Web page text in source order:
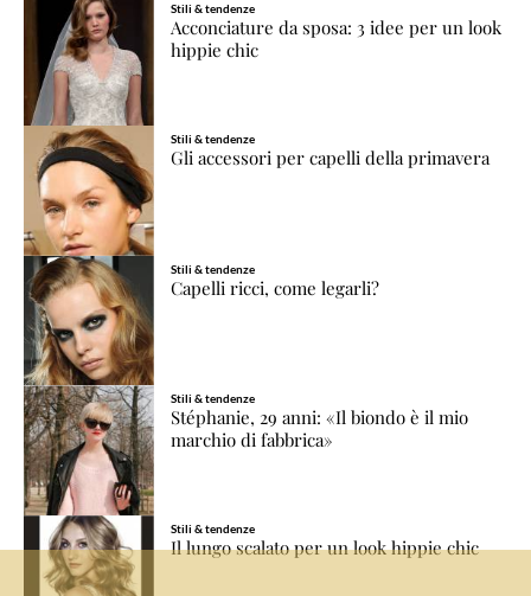
Stili & tendenze
Acconciature da sposa: 3 idee per un look
hippie chic
Stili & tendenze
Gli accessori per capelli della primavera
Stili & tendenze
Capelli ricci, come legarli?
Stili & tendenze
Stéphanie, 29 anni: «Il biondo è il mio
marchio di fabbrica»
Stili & tendenze
Il lungo scalato per un look hippie chic